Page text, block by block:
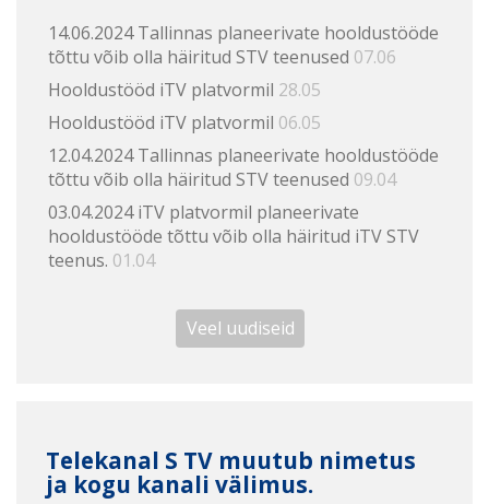
14.06.2024 Tallinnas planeerivate hooldustööde
tõttu võib olla häiritud STV teenused 07.06
Hooldustööd iTV platvormil 28.05
Hooldustööd iTV platvormil 06.05
12.04.2024 Tallinnas planeerivate hooldustööde
tõttu võib olla häiritud STV teenused 09.04
03.04.2024 iTV platvormil planeerivate
hooldustööde tõttu võib olla häiritud iTV STV
teenus. 01.04
Veel uudiseid
Telekanal S TV muutub nimetus
ja kogu kanali välimus.